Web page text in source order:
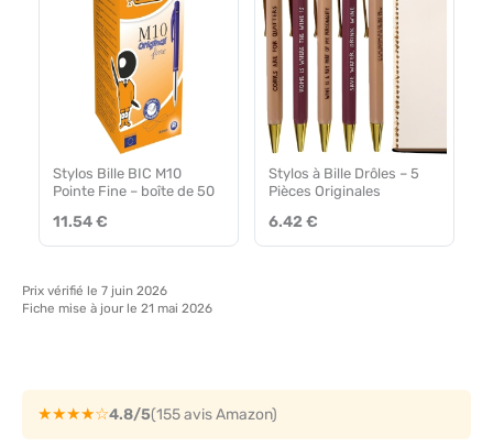
Stylos Bille BIC M10
Pointe Fine – boîte de 50
11.54 €
Stylos à Bille Drôles – 5
Pièces Originales
6.42 €
Prix vérifié le 7 juin 2026
Fiche mise à jour le 21 mai 2026
★★★★☆4.8/5(155 avis Amazon)